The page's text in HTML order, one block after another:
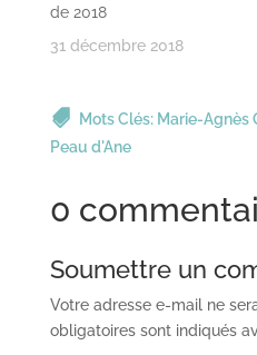
de 2018
31 décembre 2018
Mots Clés: Marie-Agnès
Peau d'Ane
0
Soumettre un
Votre adresse e-mail ne
obligatoires sont indiqués